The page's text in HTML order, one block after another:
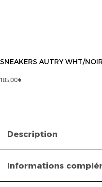
SNEAKERS AUTRY WHT/NOIR
185,00€
Description
Informations